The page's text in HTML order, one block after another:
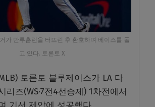
가 만루홈런을 터뜨린 후 환호하며 베이스를 돌
고 있다. 토론토 X
토론토 블루제이스가 LA 다
리즈(WS·7전4선승제) 1차전에서